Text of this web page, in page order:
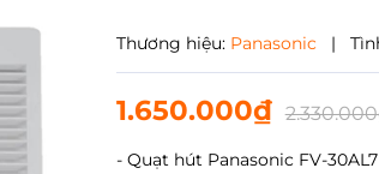
Thương hiệu: Panasonic |
1.650.000₫
- Quạt hút Panasonic FV-